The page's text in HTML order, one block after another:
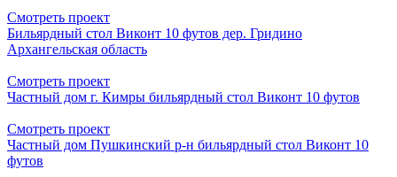
Смотреть проект
Бильярдный стол Виконт 10 футов дер. Гридино
Архангельская область
Смотреть проект
Частный дом г. Кимры бильярдный стол Виконт 10 футов
Смотреть проект
Частный дом Пушкинский р-н бильярдный стол Виконт 10
футов